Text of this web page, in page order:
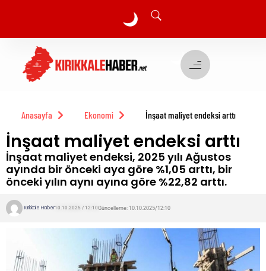
🌙
🌙
Anasayfa Ekonomi İnşaat maliyet endeksi arttı
İnşaat maliyet endeksi arttı
İnşaat maliyet endeksi, 2025 yılı Ağustos
ayında bir önceki aya göre %1,05 arttı, bir
önceki yılın aynı ayına göre %22,82 arttı.
Kırıkkale Haber10.10.2025 / 12:10Güncelleme: 10.10.2025/12:10